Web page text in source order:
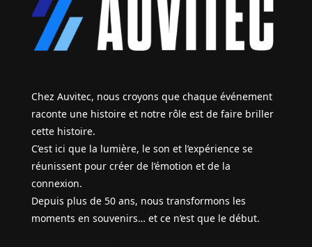
Chez Auvitec, nous croyons que chaque événement
raconte une histoire et notre rôle est de faire briller
cette histoire.
C’est ici que la lumière, le son et l’expérience se
réunissent pour créer de l’émotion et de la
connexion.
Depuis plus de 50 ans, nous transformons les
moments en souvenirs… et ce n’est que le début.